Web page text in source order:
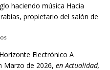
haciendo música Hacia
propietario del salón de
Electrónico A
Marzo de 2026, en Actualidad,